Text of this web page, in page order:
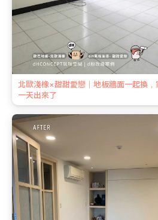
北歐淺橡×甜甜愛戀｜地板牆面一起換，
一天出來了